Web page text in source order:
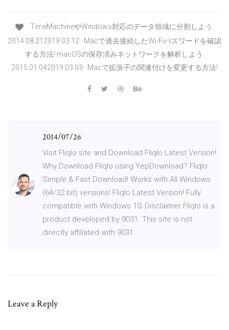
TimeMachineやWindows対応のデータ領域に分割しよう.
2014.08.212019.03.12 · Macで過去接続したWi-Fiパスワードを確認
する方法! macOSの保存済みネットワークを解析しよう.
2015.01.042019.03.03 · Macで拡張子の関連付けを変更する方法!
2014/07/26
Visit Fliqlo site and Download Fliqlo Latest Version!
Why Download Fliqlo using YepDownload? Fliqlo
Simple & Fast Download! Works with All Windows
(64/32 bit) versions! Fliqlo Latest Version! Fully
compatible with Windows 10; Disclaimer Fliqlo is a
product developed by 9031. This site is not
directly affiliated with 9031.
Leave a Reply